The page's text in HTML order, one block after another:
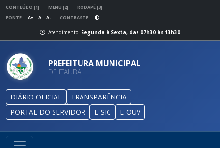
CONTEÚDO [1] MENU [2]
RODAPÉ [3]
FONTE:
A+ A A- CONTRASTE:
Atendimento: Segunda à Sexta, das 07h30 às 13h30
PREFEITURA MUNICIPAL
DE ITAUBAL
DIÁRIO OFICIAL
TRANSPARÊNCIA
PORTAL DO SERVIDOR
E-SIC E-OUV